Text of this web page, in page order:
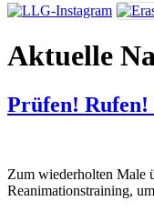
Aktuelle
Prüfen! Rufen!
Zum wiederholten Male
Reanimationstraining,